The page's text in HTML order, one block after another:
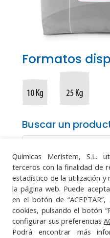
Buscar un
Formatos
Aviso legal ·Política
·Política de cookies ·
Químicas Meristem, S.L.
terceros con la finalidad de
estadístico de la utilización y
la página web. Puede
en el botón de
cookies, pulsando el botón
configurar sus preferencias
Podrá encontrar más